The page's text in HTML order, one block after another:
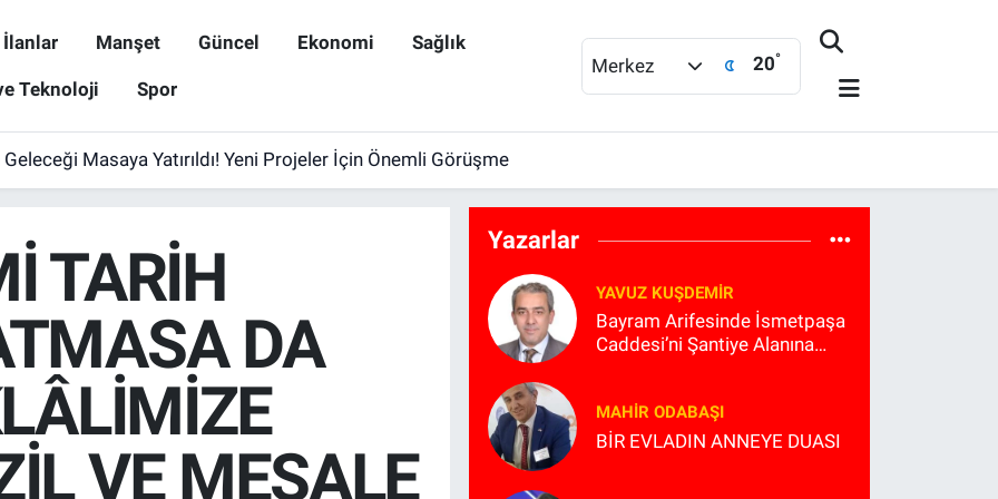
İlanlar Manşet Güncel Ekonomi Sağlık
Teknoloji Spor
Merkez 20°
Masaya Yatırıldı! Yeni Projeler İçin Önemli Görüşme
TARİH
DA
VE MEŞALE
Yazarlar
YAVUZ KUŞDEMIR
Bayram Arifesinde İsmetpaşa
Caddesi’ni Şantiye Alanına
MAHIR ODABAŞI
BİR EVLADIN ANNEYE DUASI